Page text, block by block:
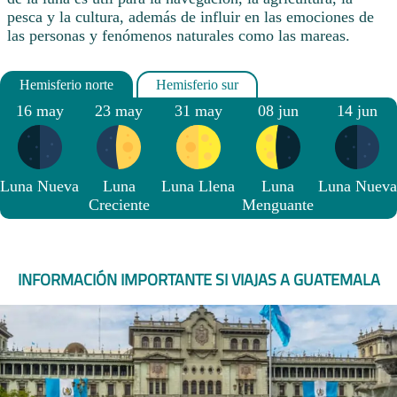
pesca y la cultura, además de influir en las emociones de
las personas y fenómenos naturales como las mareas.
16 may
Luna Nueva
23 may
Luna
Creciente
31 may
Luna Llena
08 jun
Luna
Menguante
14 jun
Luna Nueva
INFORMACIÓN IMPORTANTE SI VIAJAS A GUATEMALA